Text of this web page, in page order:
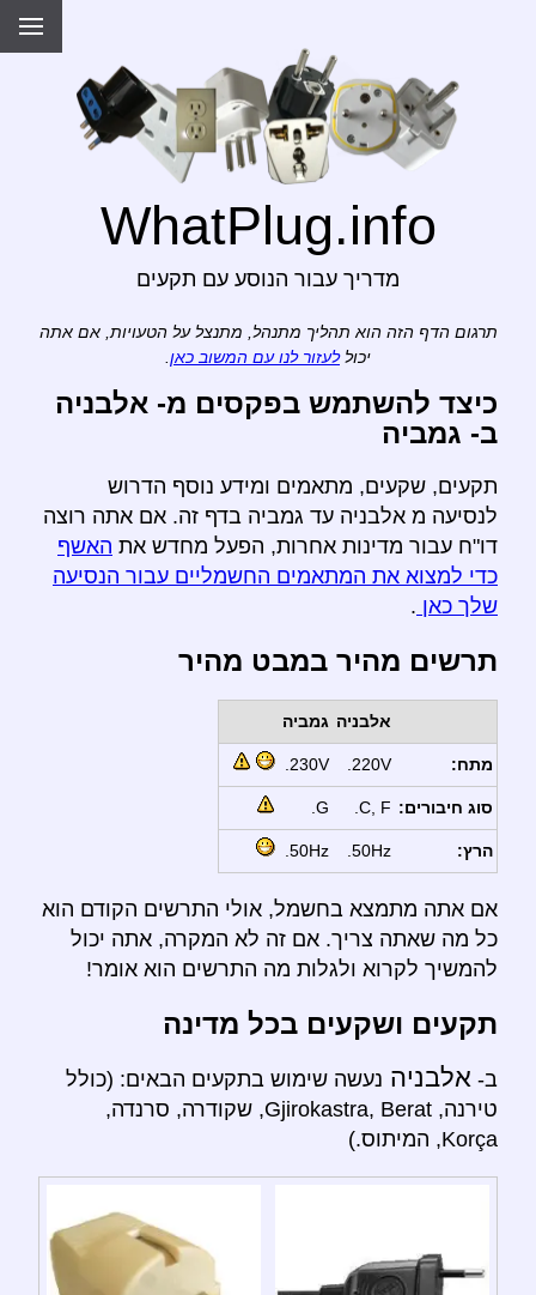
WhatPlug.info
מדריך עבור הנוסע עם תקעים
תרגום הדף הזה הוא תהליך מתנהל, מתנצל על הטעויות, אם אתה
יכוללעזור לנו עם המשוב כאן
כיצד להשתמש בפקסים מ- אלבניה
ב- גמביה
תקעים, שקעים, מתאמים ומידע נוסף הדרוש
לנסיעה מ אלבניה עד גמביה בדף זה. אם אתה רוצה
דו"ח עבור מדינות אחרות, הפעל מחדש את האשף
כדי למצוא את המתאמים החשמליים עבור הנסיעה
שלך כאן .
תרשים מהיר במבט מהיר
אלבניה גמביה
מתח: 220V.
230V.
סוג חיבורים: C, F.
G.
הרץ: 50Hz.
50Hz.
אם אתה מתמצא בחשמל, אולי התרשים הקודם הוא
כל מה שאתה צריך. אם זה לא המקרה, אתה יכול
להמשיך לקרוא ולגלות מה התרשים הוא אומר!
תקעים ושקעים בכל מדינה
ב- אלבניה נעשה שימוש בתקעים הבאים: (כולל
טירנה, Gjirokastra, Berat, שקודרה, סרנדה,
Korça, המיתוס.)